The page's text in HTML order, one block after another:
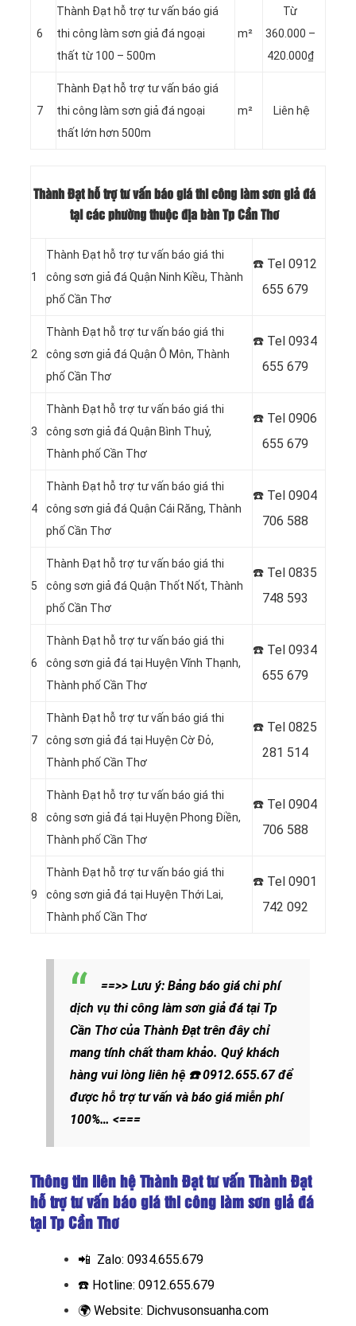
6
Thành Đạt hỗ trợ tư vấn báo giá
thi công làm sơn giả đá ngoại
thất từ 100 – 500m
m²
Từ
360.000 –
420.000₫
7
Thành Đạt hỗ trợ tư vấn báo giá
thi công làm sơn giả đá ngoại
thất lớn hơn 500m
m² Liên hệ
Thành Đạt hỗ trợ tư vấn báo giá thi công làm sơn giả đá
tại các phường thuộc địa bàn Tp Cần Thơ
1
Thành Đạt hỗ trợ tư vấn báo giá thi
công sơn giả đá Quận Ninh Kiều, Thành
phố Cần Thơ
☎️ Tel 0912
655 679
2
Thành Đạt hỗ trợ tư vấn báo giá thi
công sơn giả đá Quận Ô Môn, Thành
phố Cần Thơ
☎️ Tel 0934
655 679
3
Thành Đạt hỗ trợ tư vấn báo giá thi
công sơn giả đá Quận Bình Thuỷ,
Thành phố Cần Thơ
☎️ Tel 0906
655 679
4
Thành Đạt hỗ trợ tư vấn báo giá thi
công sơn giả đá Quận Cái Răng, Thành
phố Cần Thơ
☎️ Tel 0904
706 588
5
Thành Đạt hỗ trợ tư vấn báo giá thi
công sơn giả đá Quận Thốt Nốt, Thành
phố Cần Thơ
☎️ Tel 0835
748 593
6
Thành Đạt hỗ trợ tư vấn báo giá thi
công sơn giả đá tại Huyện Vĩnh Thạnh,
Thành phố Cần Thơ
☎️ Tel 0934
655 679
7
Thành Đạt hỗ trợ tư vấn báo giá thi
công sơn giả đá tại Huyện Cờ Đỏ,
Thành phố Cần Thơ
☎️ Tel 0825
281 514
8
Thành Đạt hỗ trợ tư vấn báo giá thi
công sơn giả đá tại Huyện Phong Điền,
Thành phố Cần Thơ
☎️ Tel 0904
706 588
9
Thành Đạt hỗ trợ tư vấn báo giá thi
công sơn giả đá tại Huyện Thới Lai,
Thành phố Cần Thơ
☎️ Tel 0901
742 092
==>> Lưu ý: Bảng báo giá chi phí
dịch vụ thi công làm sơn giả đá tại Tp
Cần Thơ của Thành Đạt trên đây chỉ
mang tính chất tham khảo. Quý khách
hàng vui lòng liên hệ ☎️0912.655.67để
được hỗ trợ tư vấn và báo giá miễn phí
100%… <===
Thông tin liên hệ Thành Đạt tư vấn Thành Đạt
hỗ trợ tư vấn báo giá thi công làm sơn giả đá
tại Tp Cần Thơ
📲 Zalo: 0934.655.679
☎️ Hotline: 0912.655.679
🌍 Website: Dichvusonsuanha.com